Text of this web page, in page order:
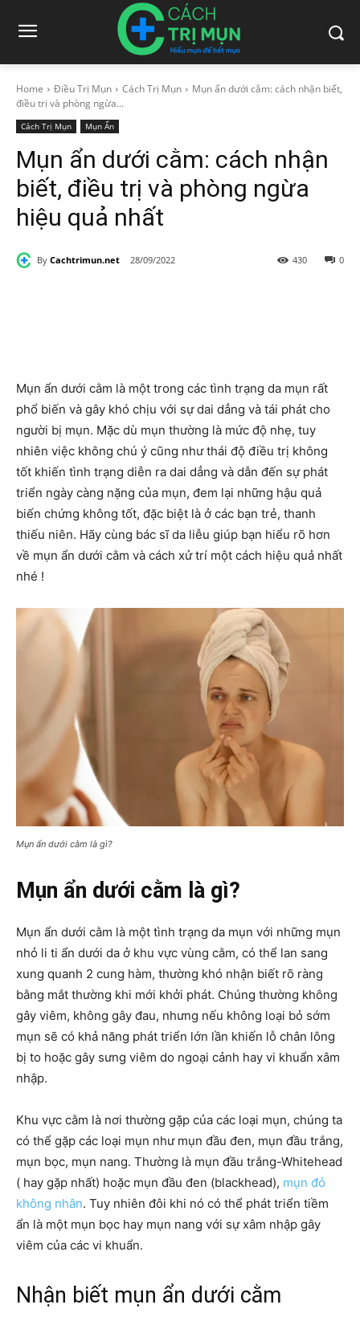
Home Điều Trị Mụn Cách Trị Mụn
Mụn ẩn dưới cằm: cách nhận biết,
điều trị và phòng ngừa...
Cách Trị Mụn Mụn Ẩn
Mụn ẩn dưới cằm: cách nhận
biết, điều trị và phòng ngừa
hiệu quả nhất
By Cachtrimun.net 28/09/2022 0
430
Mụn ẩn dưới cằm là một trong các tình trạng da mụn rất
phổ biến và gây khó chịu với sự dai dẳng và tái phát cho
người bị mụn. Mặc dù mụn thường là mức độ nhẹ, tuy
nhiên việc không chú ý cũng như thái độ điều trị không
tốt khiến tình trạng diễn ra dai dẳng và dẫn đến sự phát
triển ngày càng nặng của mụn, đem lại những hậu quả
biến chứng không tốt, đặc biệt là ở các bạn trẻ, thanh
thiếu niên. Hãy cùng bác sĩ da liễu giúp bạn hiểu rõ hơn
về mụn ẩn dưới cằm và cách xử trí một cách hiệu quả nhất
nhé !
Mụn ẩn dưới cằm là gì?
Mụn ẩn dưới cằm là gì?
Mụn ẩn dưới cằm là một tình trạng da mụn với những mụn
nhỏ li ti ẩn dưới da ở khu vực vùng cằm, có thể lan sang
xung quanh 2 cung hàm, thường khó nhận biết rõ ràng
bằng mắt thường khi mới khởi phát. Chúng thường không
gây viêm, không gây đau, nhưng nếu không loại bỏ sớm
mụn sẽ có khả năng phát triển lớn lần khiến lỗ chân lông
bị to hoặc gây sưng viêm do ngoại cảnh hay vi khuẩn xâm
nhập.
Khu vực cằm là nơi thường gặp của các loại mụn, chúng ta
có thể gặp các loại mụn như mụn đầu đen, mụn đầu trắng,
mụn bọc, mụn nang. Thường là mụn đầu trắng-Whitehead
( hay gặp nhất) hoặc mụn đầu đen (blackhead), mụn đỏ
không nhân. Tuy nhiên đôi khi nó có thể phát triển tiềm
ẩn là một mụn bọc hay mụn nang với sự xâm nhập gây
viêm của các vi khuẩn.
Nhận biết mụn ẩn dưới cằm